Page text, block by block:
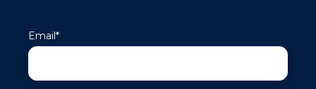
Email*